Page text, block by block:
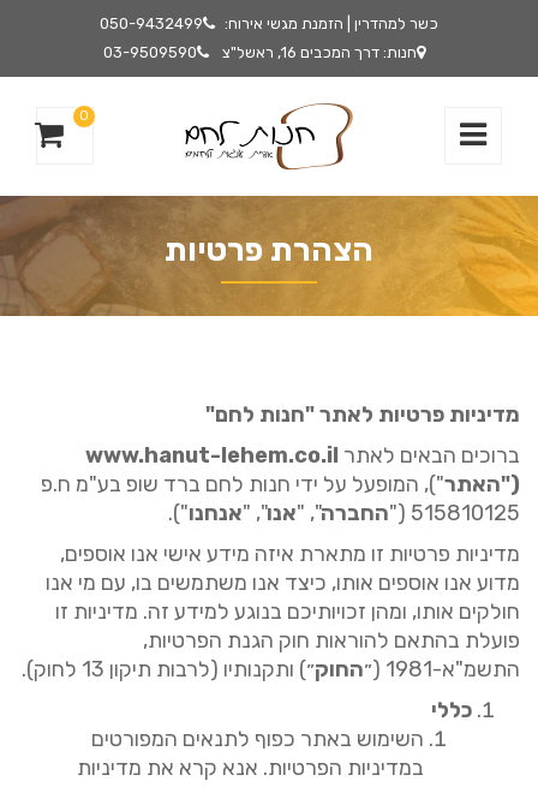
כשר למהדרין | הזמנת מגשי אירוח:
050-9432499
חנות: דרך המכבים 16, ראשל"צ
03-9509590
0
הצהרת פרטיות
מדיניות פרטיות לאתר"חנות לחם"
ברוכים הבאים לאתר www.hanut-lehem.co.il
("האתר"), המופעל על ידי חנות לחם ברד שופ בע"מ ח.פ
515810125 ("
החברה", "אנו", "אנחנו").
מדיניות פרטיות זו מתארת איזה מידע אישי אנו אוספים,
מדוע אנו אוספים אותו, כיצד אנו משתמשים בו, עם מי אנו
חולקים אותו, ומהן זכויותיכם בנוגע למידע זה. מדיניות זו
פועלת בהתאם להוראות חוק הגנת הפרטיות,
התשמ"א-1981 ( ״החוק״) ותקנותיו (לרבות תיקון לחוק).
כללי
השימוש באתר כפוף לתנאים המפורטים
במדיניות הפרטיות. אנא קרא את מדיניות